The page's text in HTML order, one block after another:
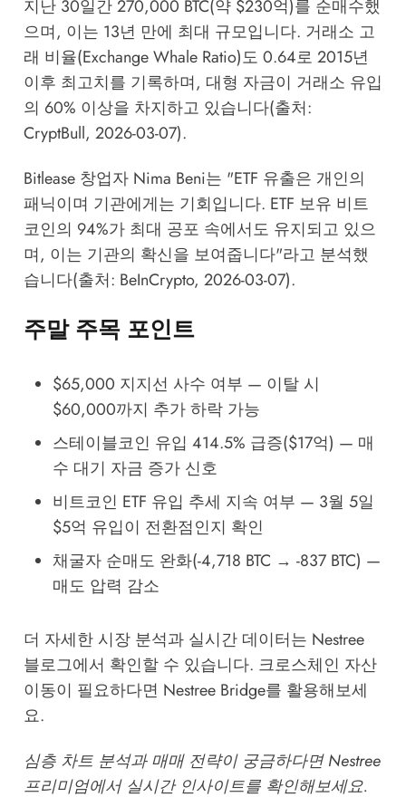
지난 30일간 270,000 BTC(약 $230억)를 순매수했
으며, 이는 13년 만에 최대 규모입니다. 거래소 고
래 비율(Exchange Whale Ratio)도 0.64로 2015년
이후 최고치를 기록하며, 대형 자금이 거래소 유입
의 60% 이상을 차지하고 있습니다(출처:
CryptBull, 2026-03-07).
Bitlease 창업자 Nima Beni는 "ETF 유출은 개인의
패닉이며 기관에게는 기회입니다. ETF 보유 비트
코인의 94%가 최대 공포 속에서도 유지되고 있으
며, 이는 기관의 확신을 보여줍니다"라고 분석했
습니다(출처: BeInCrypto, 2026-03-07).
주말 주목 포인트
$65,000 지지선 사수 여부 — 이탈 시
$60,000까지 추가 하락 가능
스테이블코인 유입 414.5% 급증($17억) — 매
수 대기 자금 증가 신호
비트코인 ETF 유입 추세 지속 여부 — 3월 5일
$5억 유입이 전환점인지 확인
채굴자 순매도 완화(-4,718 BTC → -837 BTC) —
매도 압력 감소
더 자세한 시장 분석과 실시간 데이터는 Nestree
블로그에서 확인할 수 있습니다. 크로스체인 자산
이동이 필요하다면 Nestree Bridge를 활용해보세
요.
심층 차트 분석과 매매 전략이 궁금하다면Nestree
프리미엄에서 실시간 인사이트를 확인해보세요.